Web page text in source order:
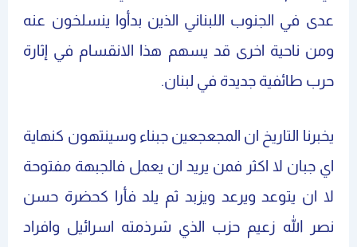
عدى في الجنوب اللبناني الذين بدأوا ينسلخون عنه
ومن ناحية اخرى قد يسهم هذا الانقسام في إثارة
حرب طائفية جديدة في لبنان.
يخبرنا التاريخ ان المجعجعين جبناء وسينتهون كنهاية
اي جبان لا اكثر فمن يريد ان يعمل فالجبهة مفتوحة
لا ان يتوعد ويرعد ويزبد ثم يلد فأرا كحضرة حسن
نصر الله زعيم حزب الذي شرذمته اسرائيل وافراد